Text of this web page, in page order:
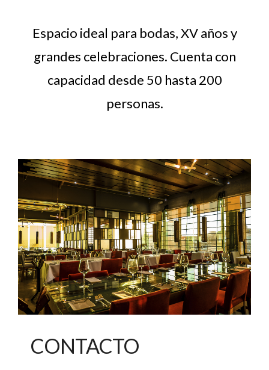
Espacio ideal para bodas, XV años y
grandes celebraciones. Cuenta con
capacidad desde 50 hasta 200
personas.
CONTACTO